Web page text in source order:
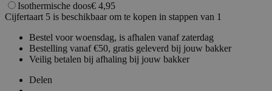
Isothermische doos€ 4,95
Cijfertaart 5 is beschikbaar om te kopen in stappen van 1
Bestel voor woensdag, is afhalen vanaf zaterdag
Bestelling vanaf €50, gratis geleverd bij jouw bakker
Veilig betalen bij afhaling bij jouw bakker
Delen
mage-cache-sessid
Adobe Inc.
www.surprice.be